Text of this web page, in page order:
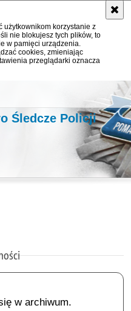
użytkownikom korzystanie z
nie blokujesz tych plików, to
w pamięci urządzenia.
cookies, zmieniając
przeglądarki oznacza
Śledcze Policji
w archiwum.